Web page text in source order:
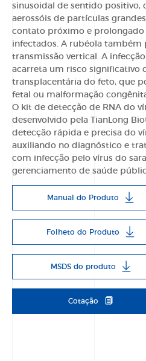
sinusoidal de sentido positivo,
aerossóis de partículas
contato próximo e
infectados. A rubéola também
transmissão vertical. A
acarreta um risco significativo
transplacentária do feto, que
fetal ou malformação
O kit de detecção de RNA do
desenvolvido pela TianLong
detecção rápida e precisa do
auxiliando no diagnóstico e
com infecção pelo vírus do
gerenciamento de saúde
Manual do Produto
Folheto do Produto
MSDS do produto
Cotação